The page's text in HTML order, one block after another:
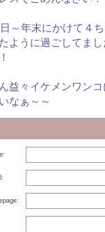
～年末にかけて４
ように過ごしてま
益々イケメンワン
なぁ～～